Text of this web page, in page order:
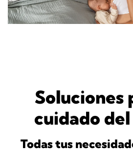
Soluciones
cuidado
Todas tus